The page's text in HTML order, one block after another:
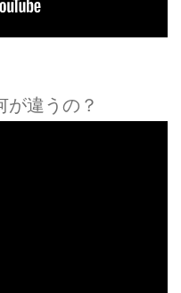
違うの？